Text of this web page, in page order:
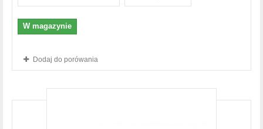
W magazynie
Dodaj do porówania